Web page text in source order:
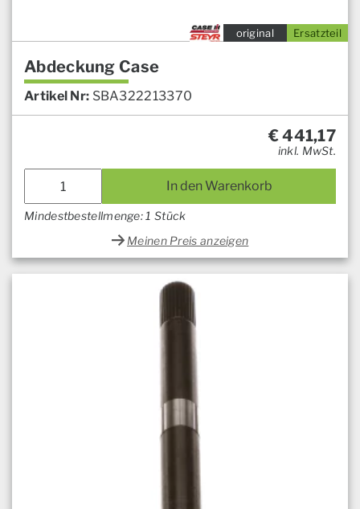
Ersatzteil
original
Abdeckung Case
Artikel Nr: SBA322213370
€441,17
inkl. MwSt.
In den Warenkorb
Mindestbestellmenge: 1 Stück
Meinen Preis anzeigen